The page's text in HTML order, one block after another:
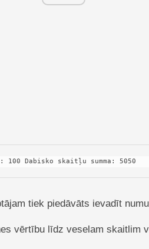
Dabisko skaitļu summa: 5050
tiek piedāvāts ievadīt
vērtību līdz veselam skaitlim